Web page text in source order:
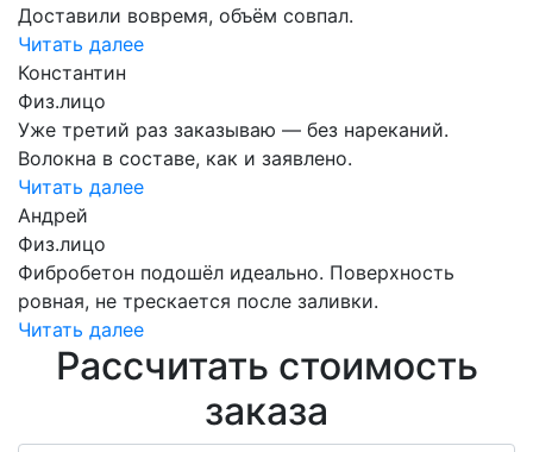
Доставили вовремя, объём совпал.
Читать далее
Константин
Физ.лицо
Уже третий раз заказываю — без нареканий.
Волокна в составе, как и заявлено.
Читать далее
Андрей
Физ.лицо
Фибробетон подошёл идеально. Поверхность
ровная, не трескается после заливки.
Читать далее
Рассчитать стоимость
заказа